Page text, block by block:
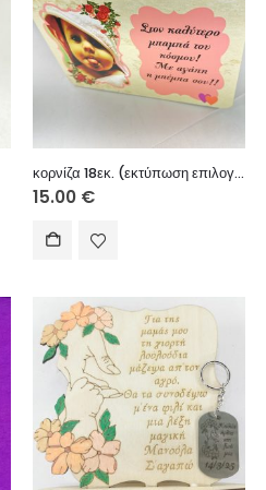
κορνίζα 18εκ. (εκτύπωση επιλογή σας)
15.00 €